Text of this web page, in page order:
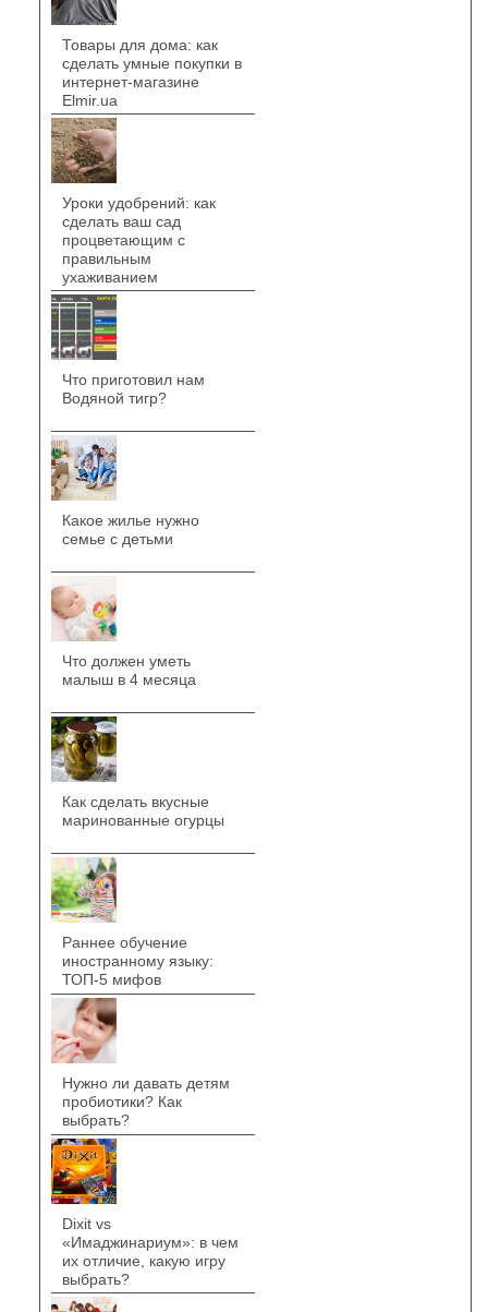
Товары для дома: как
сделать умные покупки в
интернет-магазине
Elmir.ua
Уроки удобрений: как
сделать ваш сад
процветающим с
правильным
ухаживанием
Что приготовил нам
Водяной тигр?
Какое жилье нужно
семье с детьми
Что должен уметь
малыш в 4 месяца
Как сделать вкусные
маринованные огурцы
Раннее обучение
иностранному языку:
ТОП-5 мифов
Нужно ли давать детям
пробиотики? Как
выбрать?
Dixit vs
«Имаджинариум»: в чем
их отличие, какую игру
выбрать?